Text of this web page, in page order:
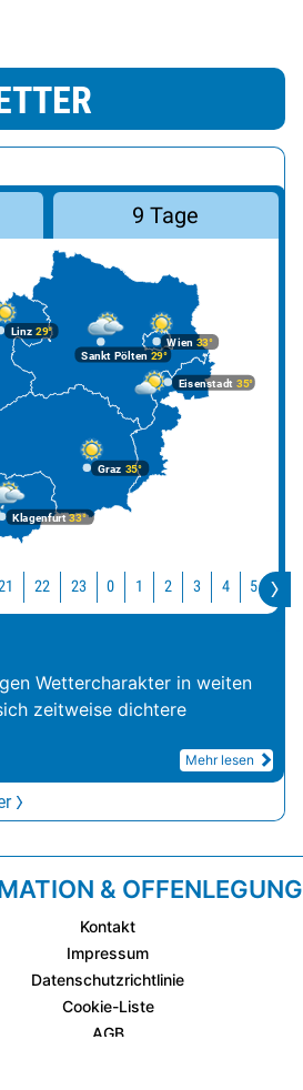
9 Tage
Graz 35°
Klagenfurt33°
Linz 29°
Wien 33°
Eisenstadt 35°
Sankt Pölten 29°
22 23 0 1 2 3 4 5
Wettercharakter in weiten
zeitweise dichtere
Mehr lesen
& OFFENLEGUNG
Kontakt
Impressum
Datenschutzrichtlinie
Cookie-Liste
AGB